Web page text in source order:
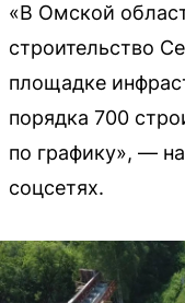
«В Омской
строительство
площадке
порядка 700
по графику», —
соцсетях.